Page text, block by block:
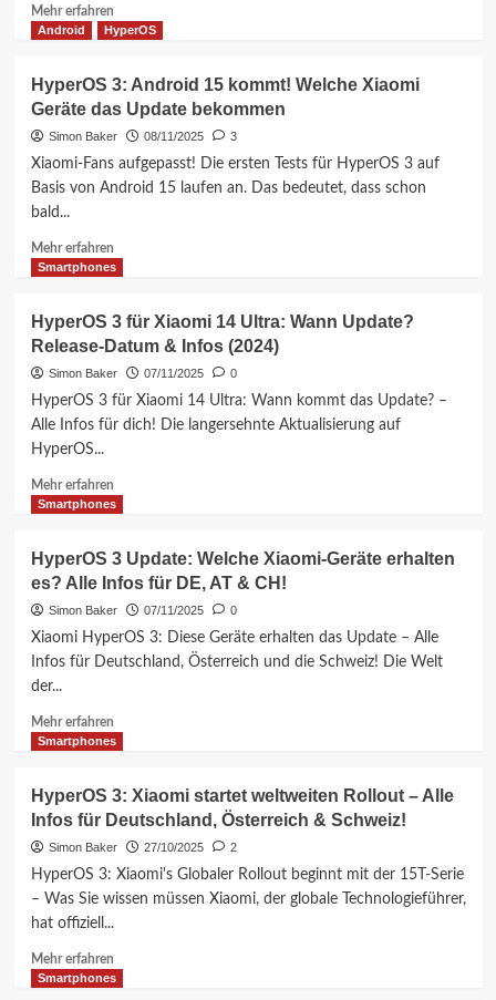
Xiaomi,
Redmi
Poco?
Mehr erfahrenMehr
Informationen
3
Beta-
Test
startet!
Erfahre
jetzt,
für
dein
ändert!
Android HyperOS
HyperOS 3: Android 15 kommt! Welche Xiaomi
Geräte das Update bekommen
Simon Baker 08/11/2025 3
Xiaomi-Fans aufgepasst! Die ersten Tests für HyperOS 3 auf
Basis von Android 15 laufen an. Das bedeutet, dass schon
bald...
Mehr erfahrenMehr
Informationen
3:
Android
15
kommt!
Xiaomi
Update
bekommen
Smartphones
HyperOS 3 für Xiaomi 14 Ultra: Wann Update?
Release-Datum & Infos (2024)
Simon Baker 07/11/2025 0
HyperOS 3 für Xiaomi 14 Ultra: Wann kommt das Update? –
Alle Infos für dich! Die langersehnte Aktualisierung auf
HyperOS...
Mehr erfahrenMehr
Informationen
3
für
Xiaomi
14
Wann
Datum
&
(2024)
Smartphones
HyperOS 3 Update: Welche Xiaomi-Geräte erhalten
es? Alle Infos für DE, AT & CH!
Simon Baker 07/11/2025 0
Xiaomi HyperOS 3: Diese Geräte erhalten das Update – Alle
Infos für Deutschland, Österreich und die Schweiz! Die Welt
der...
Mehr erfahrenMehr
Informationen
3
Update:
Welche
Xiaomi-
erhalten
es?
Infos
für
Smartphones
HyperOS 3: Xiaomi startet weltweiten Rollout – Alle
Infos für Deutschland, Österreich & Schweiz!
Simon Baker 27/10/2025 2
HyperOS 3: Xiaomi's Globaler Rollout beginnt mit der 15T-Serie
– Was Sie wissen müssen Xiaomi, der globale Technologieführer,
hat offiziell...
Mehr erfahrenMehr
Informationen
Smartphones